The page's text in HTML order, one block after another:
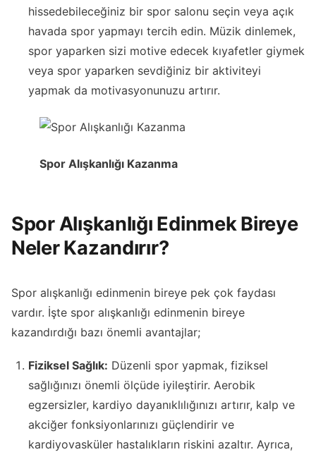
hissedebileceğiniz bir spor salonu seçin veya açık
havada spor yapmayı tercih edin. Müzik dinlemek,
spor yaparken sizi motive edecek kıyafetler giymek
veya spor yaparken sevdiğiniz bir aktiviteyi
yapmak da motivasyonunuzu artırır.
Spor Alışkanlığı Kazanma
Spor Alışkanlığı Edinmek Bireye
Neler Kazandırır?
Spor alışkanlığı edinmenin bireye pek çok faydası
vardır. İşte spor alışkanlığı edinmenin bireye
kazandırdığı bazı önemli avantajlar;
Fiziksel Sağlık: Düzenli spor yapmak, fiziksel
sağlığınızı önemli ölçüde iyileştirir. Aerobik
egzersizler, kardiyo dayanıklılığınızı artırır, kalp ve
akciğer fonksiyonlarınızı güçlendirir ve
kardiyovasküler hastalıkların riskini azaltır. Ayrıca,